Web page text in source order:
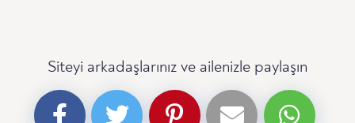
Siteyi arkadaşlarınız ve ailenizle paylaşın